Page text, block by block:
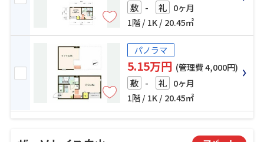
敷 - 礼 0ヶ月
1階 / 1K / 20.45㎡
パノラマ
5.15万円 (管理費 4,000円)
敷 - 礼 0ヶ月
1階 / 1K / 20.45㎡